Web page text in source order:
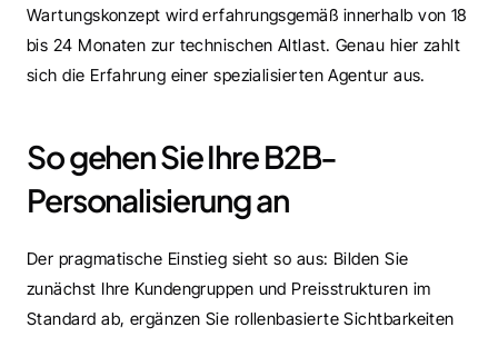
Wartungskonzept wird erfahrungsgemäß innerhalb von 18
bis 24 Monaten zur technischen Altlast. Genau hier zahlt
sich die Erfahrung einer spezialisierten Agentur aus.
So gehen Sie Ihre B2B-
Personalisierung an
Der pragmatische Einstieg sieht so aus: Bilden Sie
zunächst Ihre Kundengruppen und Preisstrukturen im
Standard ab, ergänzen Sie rollenbasierte Sichtbarkeiten